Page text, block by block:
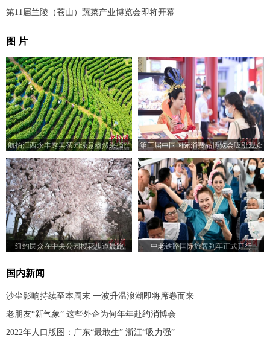
第11届兰陵（苍山）蔬菜产业博览会即将开幕
图 片
航拍江西永丰秀美茶园绿意盎然采摘忙 第三届中国国际消费品博览会吸引观众
纽约民众在中央公园樱花步道晨跑 中老铁路国际旅客列车正式开行
国内新闻
沙尘影响持续至本周末 一波升温浪潮即将席卷而来
老朋友“新气象” 这些外企为何年年赴约消博会
2022年人口版图：广东“最敢生” 浙江“吸力强”